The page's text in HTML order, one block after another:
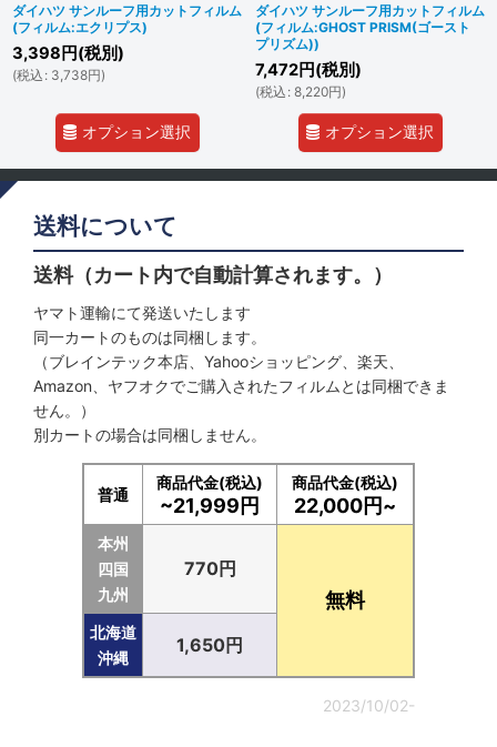
ダイハツ サンルーフ用カットフィルム
(フィルム:エクリプス)
3,398 円(税別)
(税込 : 3,738円)
オプション選択
ダイハツ サンルーフ用カットフィルム
(フィルム:GHOST PRISM(ゴースト
プリズム))
7,472円(税別)
(税込 : 8,220円)
オプション選択
送料について
送料（カート内で自動計算されます。）
ヤマト運輸にて発送いたします
同一カートのものは同梱します。
（ブレインテック本店、Yahooショッピング、楽天、
Amazon、ヤフオクでご購入されたフィルムとは同梱できま
せん。）
別カートの場合は同梱しません。
普通
商品代金(税込)
~21,999円
商品代金(税込)
22,000円~
本州
四国
九州
770円
無料
北海道
沖縄
1,650円
2023/10/02-